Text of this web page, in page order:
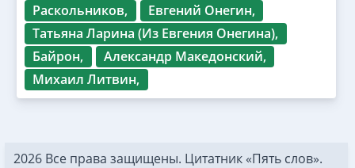
Раскольников,
Евгений Онегин,
Татьяна Ларина (Из Евгения Онегина),
Байрон,
Александр Македонский,
Михаил Литвин,
2026 Все права защищены. Цитатник «Пять слов».